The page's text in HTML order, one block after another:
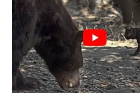
WN
PAKPAK
WN
KARAWANG
WN